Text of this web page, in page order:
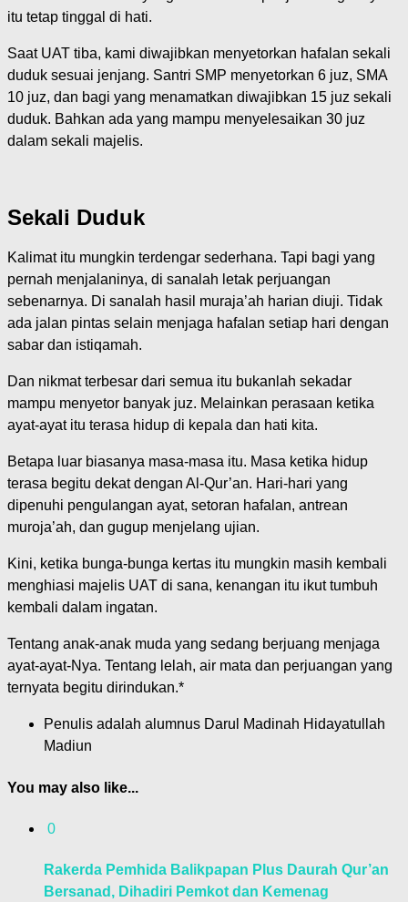
itu tetap tinggal di hati.
Saat UAT tiba, kami diwajibkan menyetorkan hafalan sekali
duduk sesuai jenjang. Santri SMP menyetorkan 6 juz, SMA
10 juz, dan bagi yang menamatkan diwajibkan 15 juz sekali
duduk. Bahkan ada yang mampu menyelesaikan 30 juz
dalam sekali majelis.
Sekali Duduk
Kalimat itu mungkin terdengar sederhana. Tapi bagi yang
pernah menjalaninya, di sanalah letak perjuangan
sebenarnya. Di sanalah hasil muraja’ah harian diuji. Tidak
ada jalan pintas selain menjaga hafalan setiap hari dengan
sabar dan istiqamah.
Dan nikmat terbesar dari semua itu bukanlah sekadar
mampu menyetor banyak juz. Melainkan perasaan ketika
ayat-ayat itu terasa hidup di kepala dan hati kita.
Betapa luar biasanya masa-masa itu. Masa ketika hidup
terasa begitu dekat dengan Al-Qur’an. Hari-hari yang
dipenuhi pengulangan ayat, setoran hafalan, antrean
muroja’ah, dan gugup menjelang ujian.
Kini, ketika bunga-bunga kertas itu mungkin masih kembali
menghiasi majelis UAT di sana, kenangan itu ikut tumbuh
kembali dalam ingatan.
Tentang anak-anak muda yang sedang berjuang menjaga
ayat-ayat-Nya. Tentang lelah, air mata dan perjuangan yang
ternyata begitu dirindukan.*
Penulis adalah alumnus Darul Madinah Hidayatullah
Madiun
You may also like...
0
Rakerda Pemhida Balikpapan Plus Daurah Qur’an
Bersanad, Dihadiri Pemkot dan Kemenag